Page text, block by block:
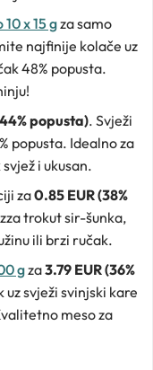
x 15 gza samo
najfinije kolače uz
48% popusta.
popusta). Svježi
popusta. Idealno za
i ukusan.
za0.85 EUR (38%
trokut sir-šunka,
ili brzi ručak.
gza3.79 EUR (36%
svježi svinjski kare
meso za